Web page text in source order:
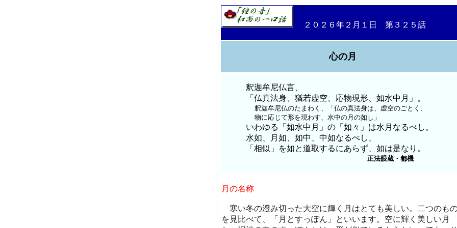
２０２６年２月１日 第３２５話
心の月
釈迦牟尼仏言、
「仏真法身、猶若虚空、応物現形、如水中月」。
釈迦牟尼仏のたまわく、「仏の真法身は、虚空のごとく、
物に応じて形を現わす、水中の月の如し」
いわゆる「如水中月」の「如々」は水月なるべし。
水如、月如、如中、中如なるべし、
「相似」を如と道取するにあらず、如は是なり。
正法眼蔵・都機
月の名称
寒い冬の澄み切った大空に輝く月はとても美しい。二つのも
を見比べて、「月とすっぽん」といいます。空に輝く美しい月